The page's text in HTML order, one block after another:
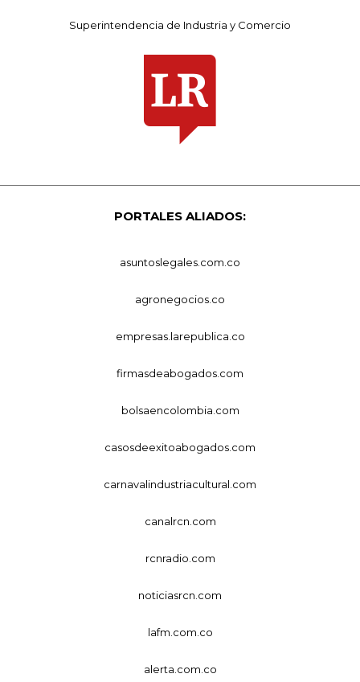
Superintendencia de Industria y Comercio
PORTALES ALIADOS:
asuntoslegales.com.co
agronegocios.co
empresas.larepublica.co
firmasdeabogados.com
bolsaencolombia.com
casosdeexitoabogados.com
carnavalindustriacultural.com
canalrcn.com
rcnradio.com
noticiasrcn.com
lafm.com.co
alerta.com.co